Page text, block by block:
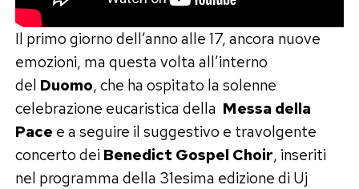
Il primo giorno dell’anno alle 17, ancora nuove
emozioni, ma questa volta all’interno
del Duomo, che ha ospitato la solenne
celebrazione eucaristica della Messa della
Pace e a seguire il suggestivo e travolgente
concerto deiBenedict Gospel Choir, inseriti
nel programma della 31esima edizione di Uj